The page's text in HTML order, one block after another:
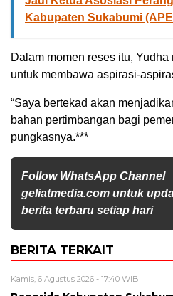
Kabupaten Sukabumi
Dalam momen reses itu,
untuk membawa aspirasi-
“Saya bertekad akan
bahan pertimbangan bagi
pungkasnya.***
Follow WhatsApp Channel
geliatmedia.com untuk
berita terbaru setiap hari
BERITA TERKAIT
Kamis, 6 Agustus 2026 - 17:40 WIB